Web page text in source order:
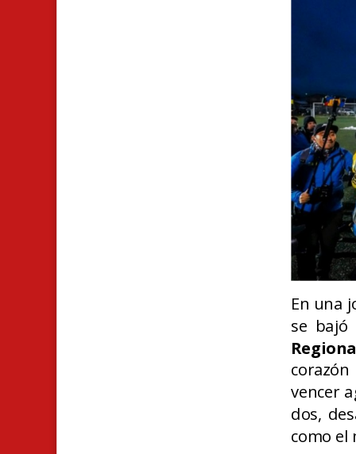
En una
se
vencer
dos,
como el